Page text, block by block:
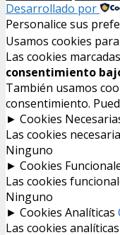
Desarrollado por
Personalice sus
Usamos cookies
Las cookies
consentimiento
También usamos
consentimiento.
► Cookies
Las cookies
Ninguno
► Cookies
Las cookies
Ninguno
► Cookies Analíticas
Las cookies